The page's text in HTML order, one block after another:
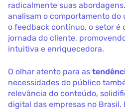
radicalmente suas
analisam o comportamento do
o feedback contínuo, o setor é
jornada do cliente,
intuitiva e enriquecedora.
O olhar atento para as
necessidades do público
relevância do conteúdo,
digital das empresas no